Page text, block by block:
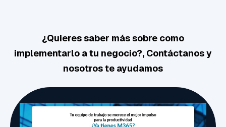
¿Quieres saber más sobre como
implementarlo a tu negocio?, Contáctanos y
nosotros te ayudamos